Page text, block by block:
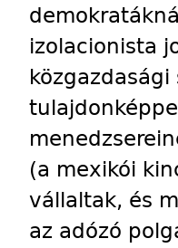
izolacionista
(a mexikói
vállaltak, és
az adózó